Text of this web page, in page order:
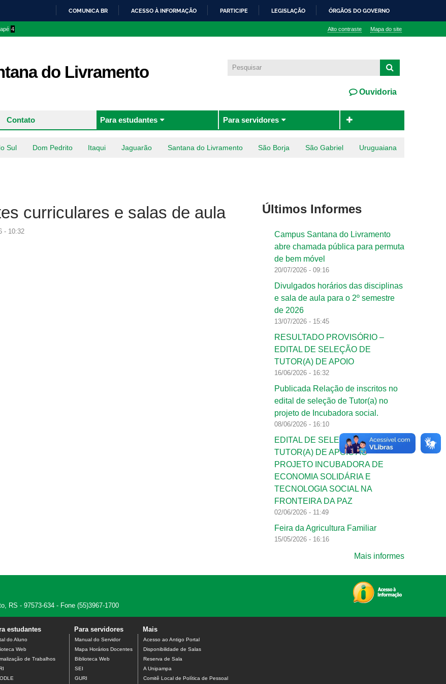
COMUNICA BR ACESSO À INFORMAÇÃO PARTICIPE LEGISLAÇÃO ÓRGÃOS DO GOVERNO
4 Alto contraste Mapa do site
do Livramento
Ouvidoria
Contato Para estudantes Para servidores
Sul Dom Pedrito Itaqui Jaguarão Santana do Livramento São Borja São Gabriel Uruguaiana
curriculares e salas de aula
- 10:32
Últimos Informes
Campus Santana do Livramento
abre chamada pública para permuta
de bem móvel
20/07/2026 - 09:16
Divulgados horários das disciplinas
e sala de aula para o 2º semestre
de 2026
13/07/2026 - 15:45
RESULTADO PROVISÓRIO –
EDITAL DE SELEÇÃO DE
TUTOR(A) DE APOIO
16/06/2026 - 16:32
Publicada Relação de inscritos no
edital de seleção de Tutor(a) no
projeto de Incubadora social.
08/06/2026 - 16:10
EDITAL DE SELEÇÃO DE
TUTOR(A) DE APOIO AO
PROJETO INCUBADORA DE
ECONOMIA SOLIDÁRIA E
TECNOLOGIA SOCIAL NA
FRONTEIRA DA PAZ
02/06/2026 - 11:49
Feira da Agricultura Familiar
15/05/2026 - 16:16
Mais informes
RS - 97573-634 - Fone (55)3967-1700
estudantes
do Aluno
Web
de Trabalhos
Para servidores
Manual do Servidor
Mapa Horários Docentes
Biblioteca Web
SEI
GURI
Mais
Acesso ao Antigo Portal
Disponibilidade de Salas
Reserva de Sala
A Unipampa
Comitê Local de Política de Pessoal